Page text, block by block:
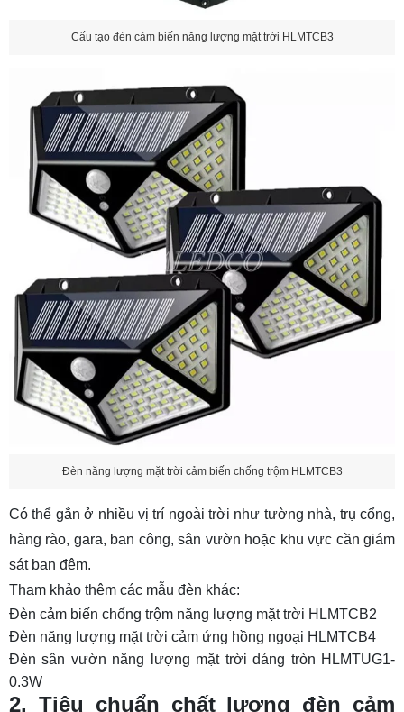
Cấu tạo đèn cảm biến năng lượng mặt trời HLMTCB3
Đèn năng lượng mặt trời cảm biến chống trộm HLMTCB3
Có thể gắn ở nhiều vị trí ngoài trời như tường nhà, trụ cổng,
hàng rào, gara, ban công, sân vườn hoặc khu vực cần giám
sát ban đêm.
Tham khảo thêm các mẫu đèn khác:
Đèn cảm biến chống trộm năng lượng mặt trời HLMTCB2
Đèn năng lượng mặt trời cảm ứng hồng ngoại HLMTCB4
Đèn sân vườn năng lượng mặt trời dáng tròn HLMTUG1-
0.3W
2. Tiêu chuẩn chất lượng đèn cảm